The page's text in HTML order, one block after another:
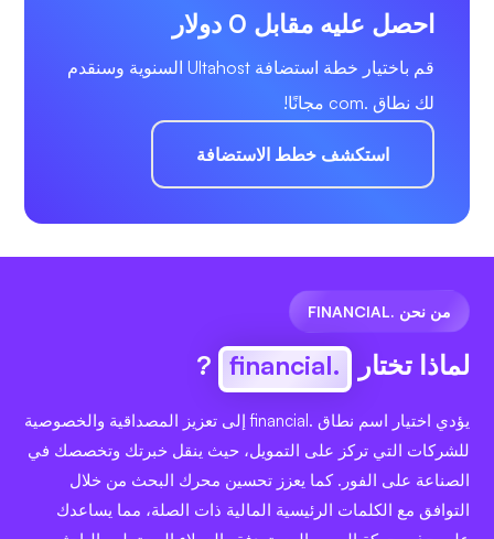
احصل عليه مقابل 0 دولار
قم باختيار خطة استضافة Ultahost السنوية وسنقدم
لك نطاق .com مجانًا!
استكشف خطط الاستضافة
من نحن .FINANCIAL
لماذا تختار .financial
?
يؤدي اختيار اسم نطاق .financial إلى تعزيز المصداقية والخصوصية
للشركات التي تركز على التمويل، حيث ينقل خبرتك وتخصصك في
الصناعة على الفور. كما يعزز تحسين محرك البحث من خلال
التوافق مع الكلمات الرئيسية المالية ذات الصلة، مما يساعدك